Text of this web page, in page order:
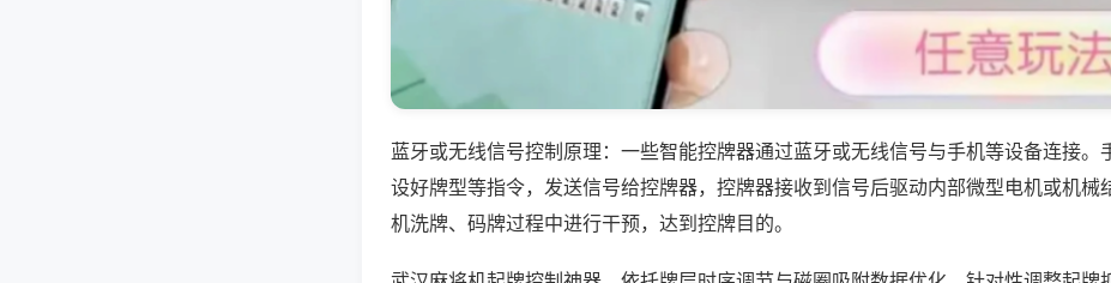
蓝牙或无线信号控制原理：一些智能控牌器通过蓝牙或无线信号与手机等设备连接。
设好牌型等指令，发送信号给控牌器，控牌器接收到信号后驱动内部微型电机或机械
机洗牌、码牌过程中进行干预，达到控牌目的。